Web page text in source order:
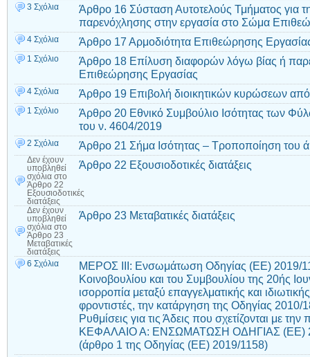
3 Σχόλια
Άρθρο 16 Σύσταση Αυτοτελούς Τμήματος για
παρενόχλησης στην εργασία στο Σώμα
4 Σχόλια Άρθρο 17 Αρμοδιότητα Επιθεώρησης
1 Σχόλιο
Άρθρο 18 Επίλυση διαφορών λόγω βίας ή
Επιθεώρησης Εργασίας
4 Σχόλια Άρθρο 19 Επιβολή διοικητικών κυρώσεων
1 Σχόλιο
Άρθρο 20 Εθνικό Συμβούλιο Ισότητας των
του ν. 4604/2019
2 Σχόλια Άρθρο 21 Σήμα Ισότητας – Τροποποίηση του
Δεν έχουν
υποβληθεί
σχόλια στο
Άρθρο 22
Εξουσιοδοτικές
διατάξεις
Άρθρο 22 Εξουσιοδοτικές διατάξεις
Δεν έχουν
υποβληθεί
σχόλια στο
Άρθρο 23
Μεταβατικές
διατάξεις
Άρθρο 23 Μεταβατικές διατάξεις
6 Σχόλια
ΜΕΡΟΣ ΙII: Ενσωμάτωση Οδηγίας (ΕΕ) 2019/
Κοινοβουλίου και του Συμβουλίου της 20ής
ισορροπία μεταξύ επαγγελματικής και
φροντιστές, την κατάργηση της Οδηγίας
Ρυθμίσεις για τις Άδεις που σχετίζονται με την
ΚΕΦΑΛΑΙΟ Α: ΕΝΣΩΜΑΤΩΣΗ ΟΔΗΓΙΑΣ (ΕΕ)
(άρθρο 1 της Οδηγίας (EE) 2019/1158)